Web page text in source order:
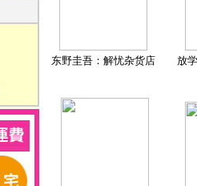
东野圭吾：解忧杂货店 放